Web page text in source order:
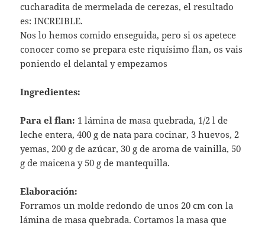
cucharadita de mermelada de cerezas, el resultado
es: INCREIBLE.
Nos lo hemos comido enseguida, pero si os apetece
conocer como se prepara este riquísimo flan, os vais
poniendo el delantal y empezamos
Ingredientes:
Para el flan: 1 lámina de masa quebrada, 1/2 l de
leche entera, 400 g de nata para cocinar, 3 huevos, 2
yemas, 200 g de azúcar, 30 g de aroma de vainilla, 50
g de maicena y 50 g de mantequilla.
Elaboración:
Forramos un molde redondo de unos 20 cm con la
lámina de masa quebrada. Cortamos la masa que